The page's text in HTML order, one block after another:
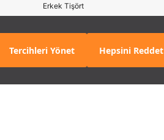
Tercihleri Yönet Hepsini Reddet
Erkek Tişört
Kadın Koşu Ayakkabısı